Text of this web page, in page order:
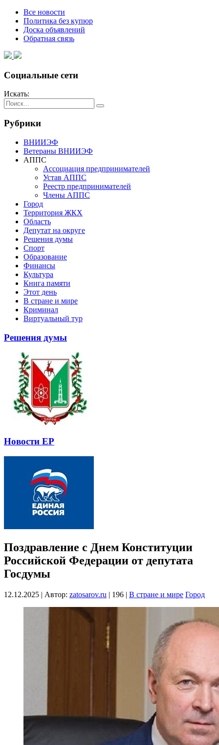
Все новости
Политика без купюр
Доска объявлений
Обратная связь
Социальные сети
Искать:
Рубрики
ВНИИЭФ
Ветераны ВНИИЭФ
АППС
Ассоциация предпринимателей
Устав АППС
Реестр предпринимателей
Члены АППС
Город
Территория ЖКХ
Область
Депутат на округе
Решения думы
Спорт
Образование
Финансы
Культура
Книга памяти
Этот день
В стране и мире
Криминал
Виртуальный тур
Решения думы
Новости ЕР
Поздравление с Днем Конституции
Российской Федерации от депутата
Госдумы
12.12.2025 | Автор: zatosarov.ru | 196 | В стране и мире Город